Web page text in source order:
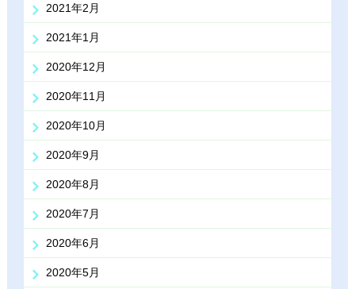
2021年2月
2021年1月
2020年12月
2020年11月
2020年10月
2020年9月
2020年8月
2020年7月
2020年6月
2020年5月